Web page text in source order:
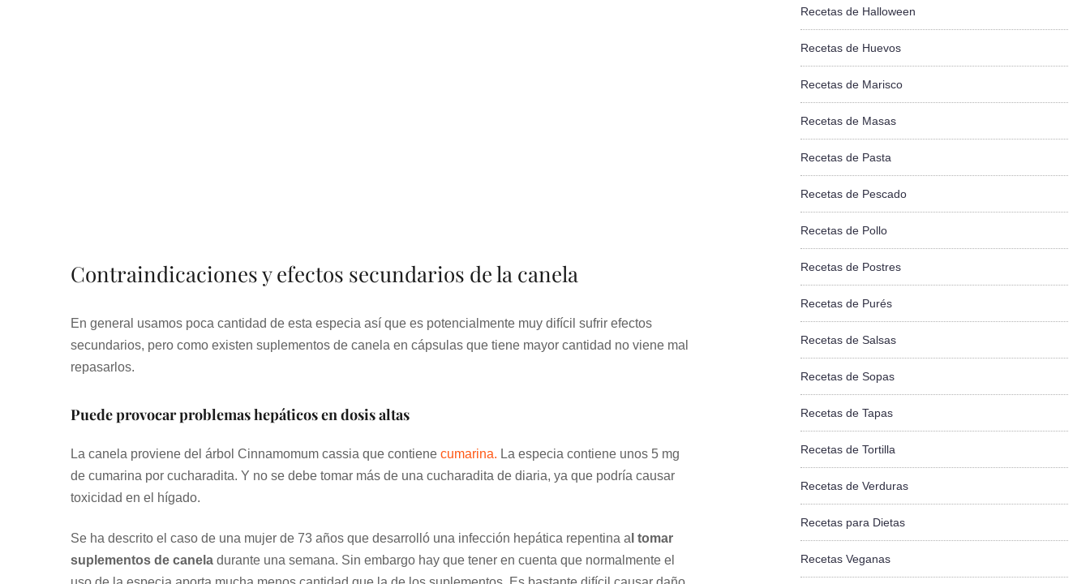
Contraindicaciones y efectos secundarios de la canela
En general usamos poca cantidad de esta especia así que es potencialmente muy difícil sufrir efectos
secundarios, pero como existen suplementos de canela en cápsulas que tiene mayor cantidad no viene mal
repasarlos.
Puede provocar problemas hepáticos en dosis altas
La canela proviene del árbol Cinnamomum cassia que contiene cumarina. La especia contiene unos 5 mg
de cumarina por cucharadita. Y no se debe tomar más de una cucharadita de diaria, ya que podría causar
toxicidad en el hígado.
Se ha descrito el caso de una mujer de 73 años que desarrolló una infección hepática repentina a l tomar
suplementos de canela durante una semana. Sin embargo hay que tener en cuenta que normalmente el
Recetas de Halloween
Recetas de Huevos
Recetas de Marisco
Recetas de Masas
Recetas de Pasta
Recetas de Pescado
Recetas de Pollo
Recetas de Postres
Recetas de Purés
Recetas de Salsas
Recetas de Sopas
Recetas de Tapas
Recetas de Tortilla
Recetas de Verduras
Recetas para Dietas
Recetas Veganas